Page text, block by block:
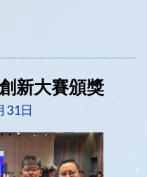
新大賽頒獎
31日